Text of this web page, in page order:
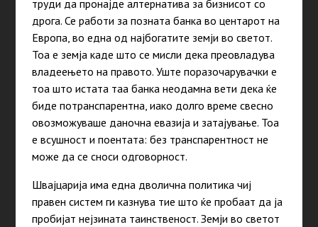
труди да пронајде алтернатива за бизнисот со
дрога. Се работи за позната банка во центарот на
Европа, во една од најбогатите земји во светот.
Тоа е земја каде што се мисли дека преовладува
владеењето на правото. Уште поразочарувачки е
тоа што истата таа банка неодамна вети дека ќе
биде потранспарентна, иако долго време свесно
овозможуваше даночна евазија и затајување. Тоа
е всушност и поентата: без транспарентност не
може да се сноси одговорност.
Швајцарија има една дволична политика чиј
правен систем ги казнува тие што ќе пробаат да ја
пробијат нејзината таинственост. Земји во светот